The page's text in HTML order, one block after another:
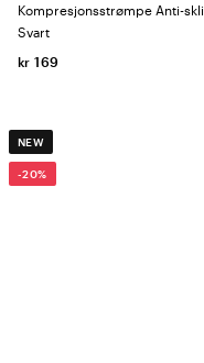
Kompresjonsstrømpe Anti-skli
Svart
kr 169
NEW
-20%